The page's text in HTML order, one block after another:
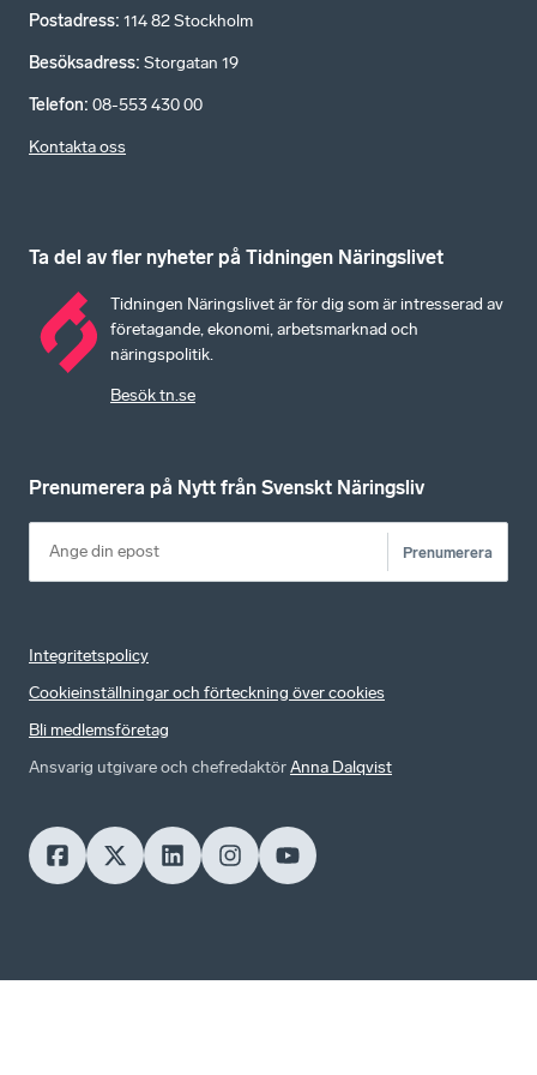
Postadress: 114 82 Stockholm
Besöksadress: Storgatan 19
Telefon: 08-553 430 00
Kontakta oss
Ta del av fler nyheter på Tidningen Näringslivet
Tidningen Näringslivet är för dig som är intresserad av
företagande, ekonomi, arbetsmarknad och
näringspolitik.
Besök tn.se
Prenumerera på Nytt från Svenskt Näringsliv
Prenumerera
Integritetspolicy
Cookieinställningar och förteckning över cookies
Bli medlemsföretag
Ansvarig utgivare och chefredaktörAnna Dalqvist